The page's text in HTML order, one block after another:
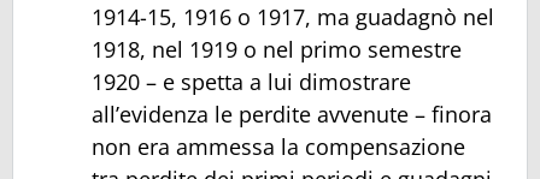
1914-15, 1916 o 1917, ma guadagnò nel
1918, nel 1919 o nel primo semestre
1920 – e spetta a lui dimostrare
all’evidenza le perdite avvenute – finora
non era ammessa la compensazione